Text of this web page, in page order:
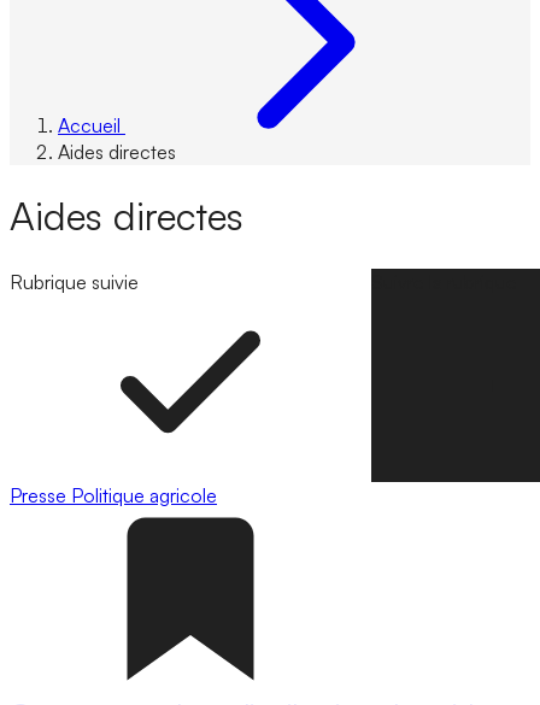
Accueil
Aides directes
Aides directes
Rubrique suivie
Presse Politique agricole